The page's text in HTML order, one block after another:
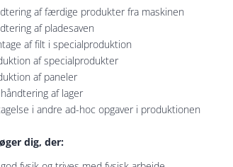
af færdige produkter fra maskinen
af pladesaven
af filt i specialproduktion
af specialprodukter
af paneler
af lager
i andre ad-hoc opgaver i produktionen
dig, der: